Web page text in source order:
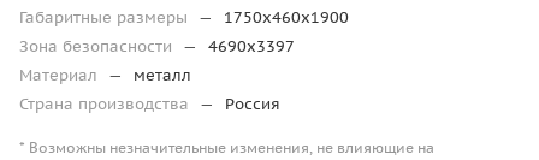
Габаритные размеры
—
1750х460х1900
Зона безопасности
—
4690х3397
Материал
—
металл
Страна производства
— Россия
* Возможны незначительные изменения, не влияющие на